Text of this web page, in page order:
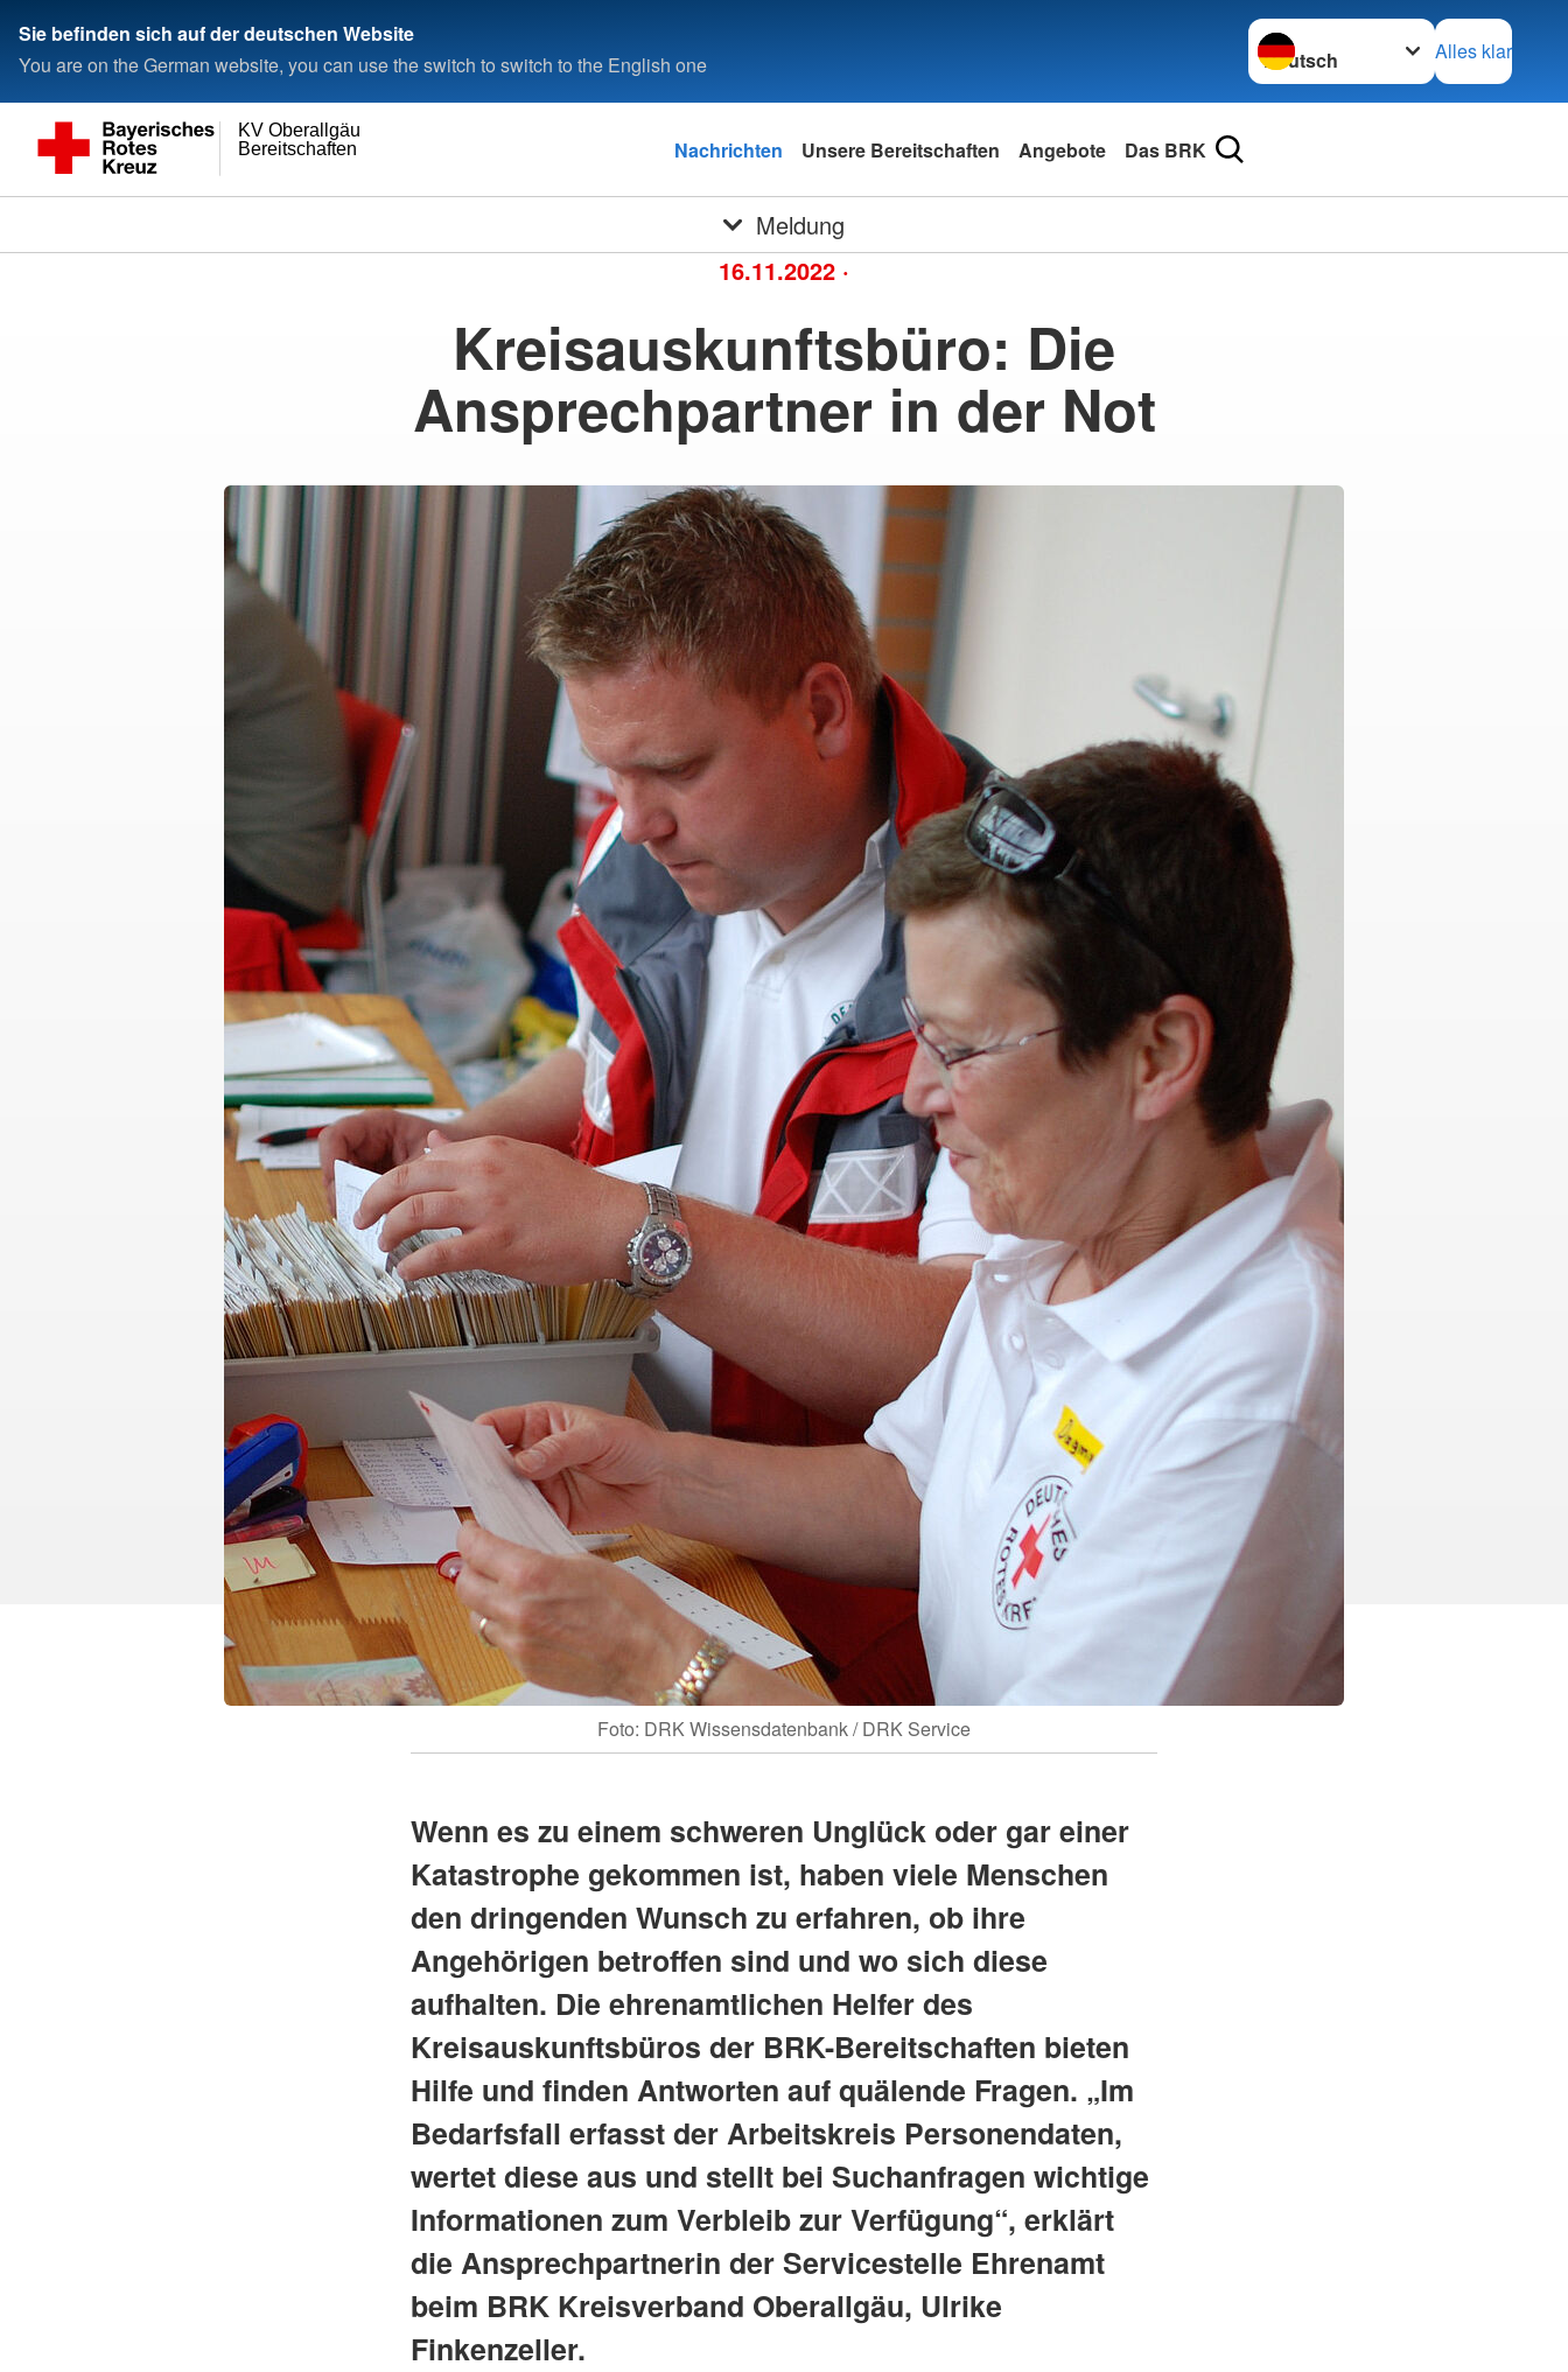
Sie befinden sich auf der deutschen Website
You are on the German website, you can use the switch to switch to the English one
Sprache wechseln zu
Alles klar
Bereitschaften
KV Oberallgäu
Nachrichten Unsere Bereitschaften Angebote Das BRK
Meldung
16.11.2022 ·
Kreisauskunftsbüro: Die
Ansprechpartner in der Not
Foto: DRK Wissensdatenbank / DRK Service
Wenn es zu einem schweren Unglück oder gar einer
Katastrophe gekommen ist, haben viele Menschen
den dringenden Wunsch zu erfahren, ob ihre
Angehörigen betroffen sind und wo sich diese
aufhalten. Die ehrenamtlichen Helfer des
Kreisauskunftsbüros der BRK-Bereitschaften bieten
Hilfe und finden Antworten auf quälende Fragen. „Im
Bedarfsfall erfasst der Arbeitskreis Personendaten,
wertet diese aus und stellt bei Suchanfragen wichtige
Informationen zum Verbleib zur Verfügung“, erklärt
die Ansprechpartnerin der Servicestelle Ehrenamt
beim BRK Kreisverband Oberallgäu, Ulrike
Finkenzeller.